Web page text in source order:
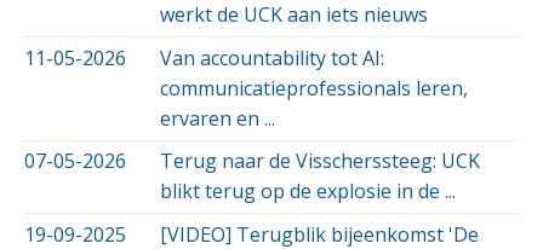
werkt de UCK aan iets nieuws
11-05-2026
Van accountability tot AI:
communicatieprofessionals leren,
ervaren en ...
07-05-2026
Terug naar de Visscherssteeg: UCK
blikt terug op de explosie in de ...
19-09-2025
[VIDEO] Terugblik bijeenkomst 'De